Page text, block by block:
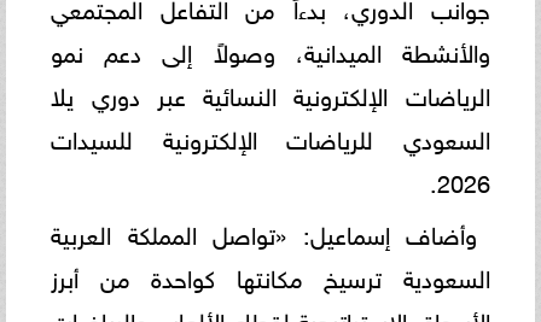
والأنشطة الميدانية، وصولاً إلى دعم نمو
الرياضات الإلكترونية النسائية عبر دوري يلا
السعودي للرياضات الإلكترونية للسيدات
2026.
وأضاف إسماعيل: «تواصل المملكة العربية
السعودية ترسيخ مكانتها كواحدة من أبرز